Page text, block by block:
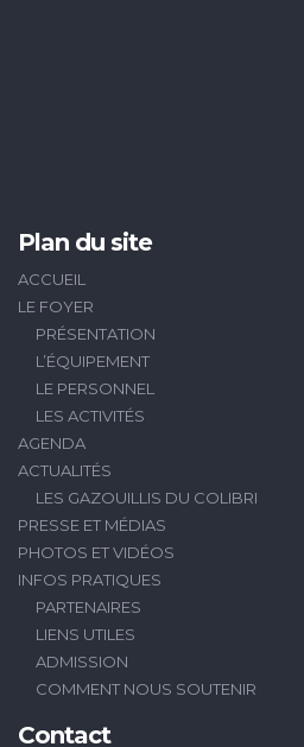
Plan du site
ACCUEIL
LE FOYER
PRÉSENTATION
L’ÉQUIPEMENT
LE PERSONNEL
LES ACTIVITÉS
AGENDA
ACTUALITÉS
LES GAZOUILLIS DU COLIBRI
PRESSE ET MÉDIAS
PHOTOS ET VIDÉOS
INFOS PRATIQUES
PARTENAIRES
LIENS UTILES
ADMISSION
COMMENT NOUS SOUTENIR
Contact